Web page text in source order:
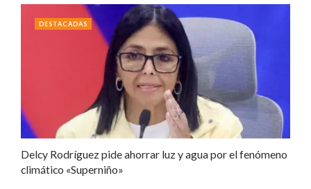
Delcy Rodríguez pide ahorrar luz y agua por el fenómeno
climático «Superniño»
DESTACADAS